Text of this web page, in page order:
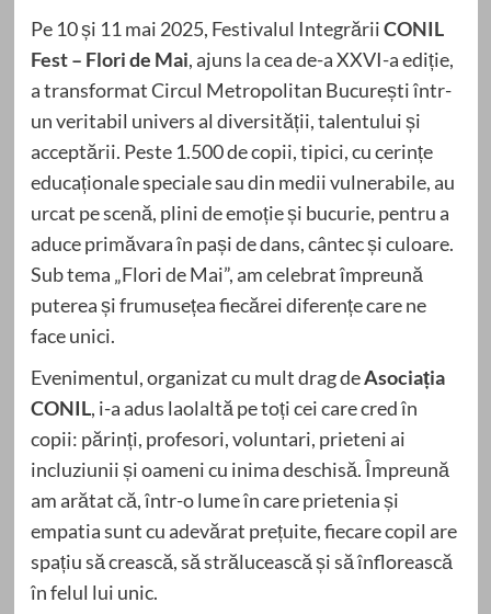
Pe 10 și 11 mai 2025, Festivalul IntegrăriiCONIL
Fest– Flori de Mai, ajuns la cea de-a XXVI-a ediție,
a transformat Circul Metropolitan București într-
un veritabil univers al diversității, talentului și
acceptării. Peste 1.500 de copii, tipici, cu cerințe
educaționale speciale sau din medii vulnerabile, au
urcat pe scenă, plini de emoție și bucurie, pentru a
aduce primăvara în pași de dans, cântec și culoare.
Sub tema „Flori de Mai”, am celebrat împreună
puterea și frumusețea fiecărei diferențe care ne
face unici.
Evenimentul, organizat cu mult drag deAsociația
CONIL, i-a adus laolaltă pe toți cei care cred în
copii: părinți, profesori, voluntari, prieteni ai
incluziunii și oameni cu inima deschisă. Împreună
am arătat că, într-o lume în care prietenia și
empatia sunt cu adevărat prețuite, fiecare copil are
spațiu să crească, să strălucească și să înflorească
în felul lui unic.